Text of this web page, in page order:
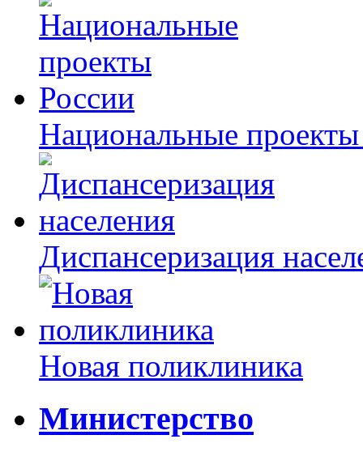
Национальные
Диспансеризация
Новая поликлиника
Министерство